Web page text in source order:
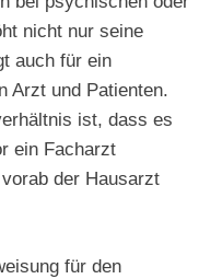
nicht nur seine
auch für ein
Arzt und Patienten.
ist, dass es
ein Facharzt
der Hausarzt
für den